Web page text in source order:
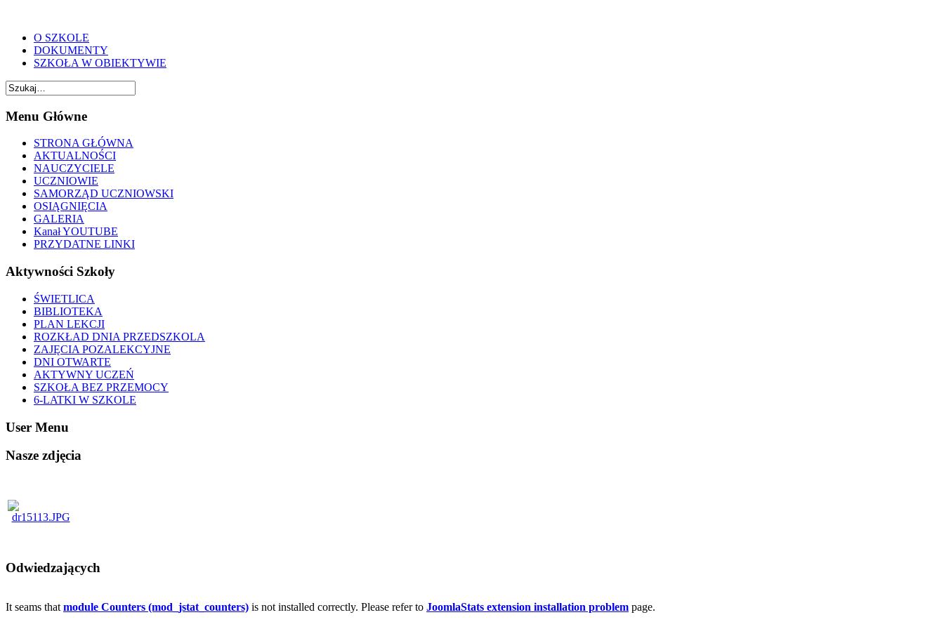
O SZKOLE
DOKUMENTY
SZKOŁA W OBIEKTYWIE
Menu Główne
STRONA GŁÓWNA
AKTUALNOŚCI
NAUCZYCIELE
UCZNIOWIE
SAMORZĄD UCZNIOWSKI
OSIĄGNIĘCIA
GALERIA
Kanał YOUTUBE
PRZYDATNE LINKI
Aktywności Szkoły
ŚWIETLICA
BIBLIOTEKA
PLAN LEKCJI
ROZKŁAD DNIA PRZEDSZKOLA
ZAJĘCIA POZALEKCYJNE
DNI OTWARTE
AKTYWNY UCZEŃ
SZKOŁA BEZ PRZEMOCY
6-LATKI W SZKOLE
User Menu
Nasze zdjęcia
Odwiedzających
It seams thatmodule Counters (mod_jstat_counters) is not installed correctly. Please refer to JoomlaStats extension installation problem page.